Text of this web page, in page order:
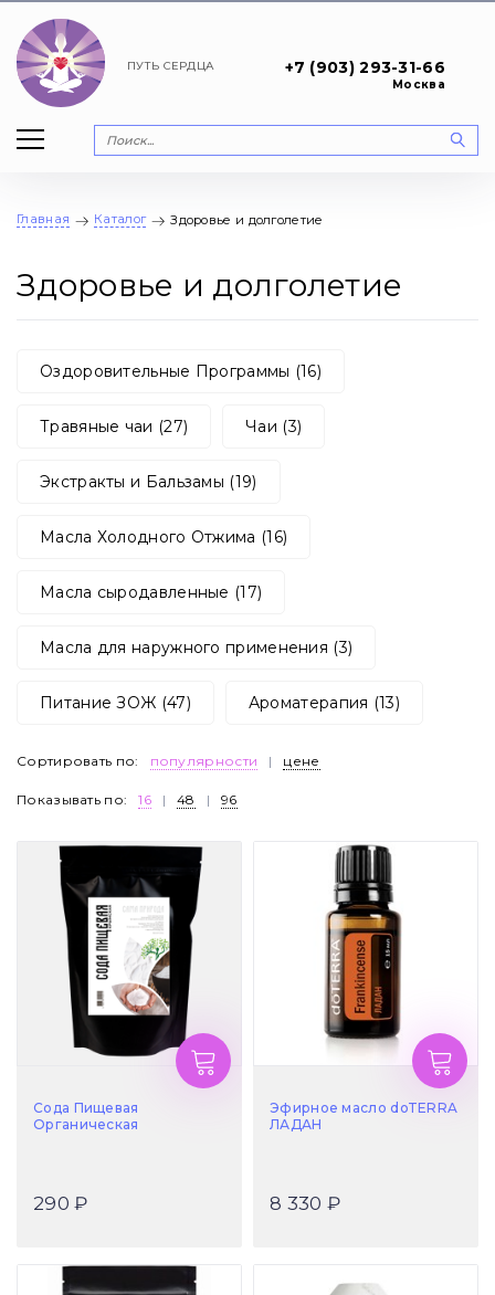
ПУТЬ СЕРДЦА +7 (903) 293-31-66
Москва
Главная Каталог Здоровье и долголетие
Здоровье и долголетие
Оздоровительные Программы (16)
Травяные чаи (27) Чаи (3)
Экстракты и Бальзамы (19)
Масла Холодного Отжима (16)
Масла сыродавленные (17)
Масла для наружного применения (3)
Питание ЗОЖ (47) Ароматерапия (13)
Сортировать по: популярности | цене
Показывать по: 16 | 48 | 96
Сода Пищевая
Органическая
290 ₽
Эфирное масло doTERRA
ЛАДАН
8 330 ₽